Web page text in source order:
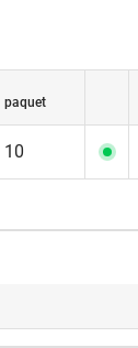
paquet
10